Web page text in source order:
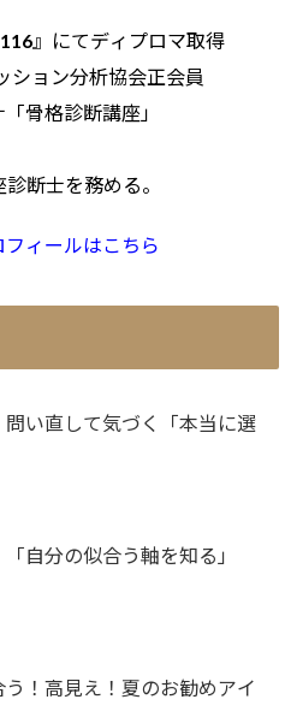
』にてディプロマ取得
ション分析協会正会員
骨格診断講座」
断士を務める。
フィールはこちら
問い直して気づく「本当に選
自分の似合う軸を知る」
う！高見え！夏のお勧めアイ